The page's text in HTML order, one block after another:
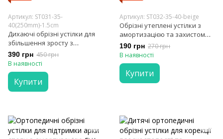
Артикул: ST031-35-
40(250mm)-1.5cm
Дихаючі обрізні устілки для
збільшення зросту з
підтримкою склепіння стопи
390 грн 450 грн
В наявності
Купити
Артикул: ST032-35-40-beige
Обрізні утеплені устілки з
амортизацією та захистом
від запаху
190 грн 270 грн
В наявності
Купити